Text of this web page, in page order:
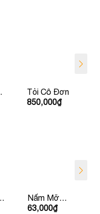
Tỏi Cô Đơn
850,000₫
Nấm Mỡ
Yoshi Nâu
63,000₫